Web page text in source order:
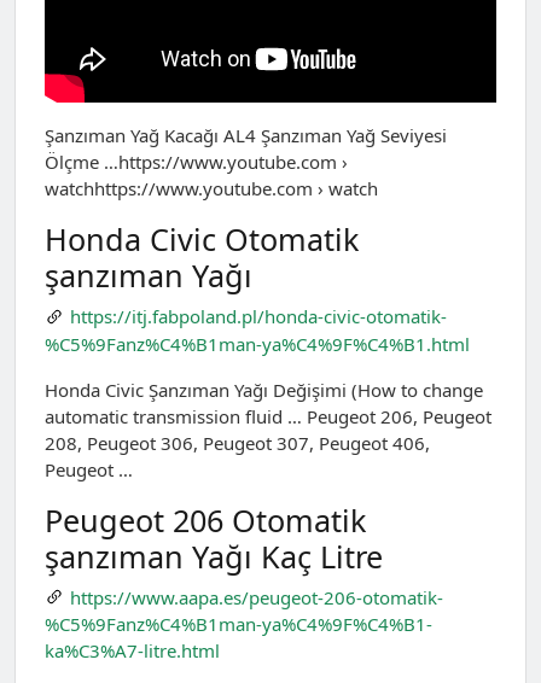
Şanzıman Yağ Kacağı AL4 Şanzıman Yağ Seviyesi
Ölçme …https://www.youtube.com ›
watchhttps://www.youtube.com › watch
Honda Civic Otomatik
şanzıman Yağı
https://itj.fabpoland.pl/honda-civic-otomatik-
%C5%9Fanz%C4%B1man-ya%C4%9F%C4%B1.html
Honda Civic Şanzıman Yağı Değişimi (How to change
automatic transmission fluid … Peugeot 206, Peugeot
208, Peugeot 306, Peugeot 307, Peugeot 406,
Peugeot …
Peugeot 206 Otomatik
şanzıman Yağı Kaç Litre
https://www.aapa.es/peugeot-206-otomatik-
%C5%9Fanz%C4%B1man-ya%C4%9F%C4%B1-
ka%C3%A7-litre.html